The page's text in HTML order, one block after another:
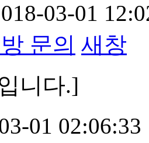
03-01
문의 새창
니다.]
01 02:06:33